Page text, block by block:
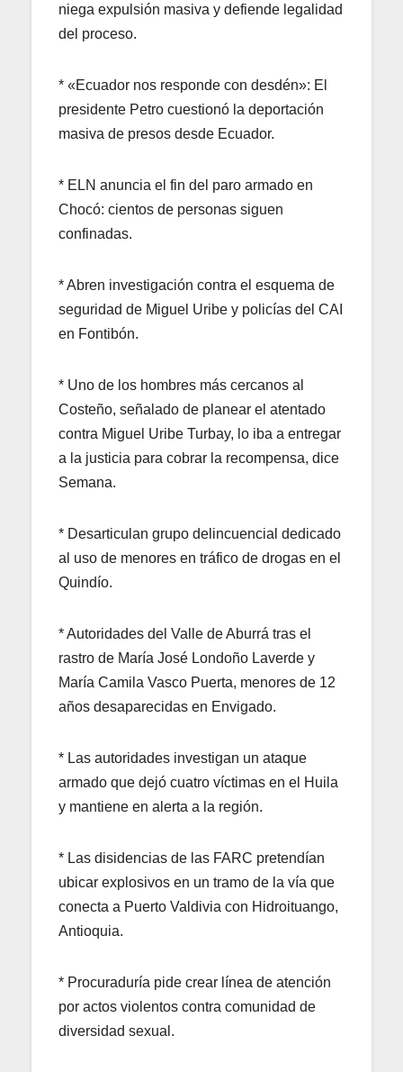
niega expulsión masiva y defiende legalidad
del proceso.
* «Ecuador nos responde con desdén»: El
presidente Petro cuestionó la deportación
masiva de presos desde Ecuador.
* ELN anuncia el fin del paro armado en
Chocó: cientos de personas siguen
confinadas.
* Abren investigación contra el esquema de
seguridad de Miguel Uribe y policías del CAI
en Fontibón.
* Uno de los hombres más cercanos al
Costeño, señalado de planear el atentado
contra Miguel Uribe Turbay, lo iba a entregar
a la justicia para cobrar la recompensa, dice
Semana.
* Desarticulan grupo delincuencial dedicado
al uso de menores en tráfico de drogas en el
Quindío.
* Autoridades del Valle de Aburrá tras el
rastro de María José Londoño Laverde y
María Camila Vasco Puerta, menores de 12
años desaparecidas en Envigado.
* Las autoridades investigan un ataque
armado que dejó cuatro víctimas en el Huila
y mantiene en alerta a la región.
* Las disidencias de las FARC pretendían
ubicar explosivos en un tramo de la vía que
conecta a Puerto Valdivia con Hidroituango,
Antioquia.
* Procuraduría pide crear línea de atención
por actos violentos contra comunidad de
diversidad sexual.